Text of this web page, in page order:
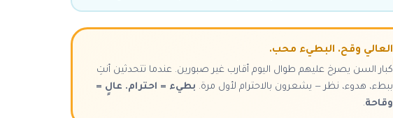
العالي وقح. البطيء محب.
كبار السن يصرخ عليهم طوال اليوم أقارب غير صبورين. عندما تتحدثين أنتِ
ببطء، هدوء، نظر — يشعرون بالاحترام لأول مرة. بطيء = احترام. عالٍ =
وقاحة.